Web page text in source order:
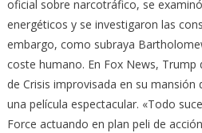
oficial sobre narcotráfico, se
energéticos y se investigaron las
embargo, como subraya
coste humano. En Fox News, Trump
de Crisis improvisada en su
una película espectacular. «Todo
Force actuando en plan peli de